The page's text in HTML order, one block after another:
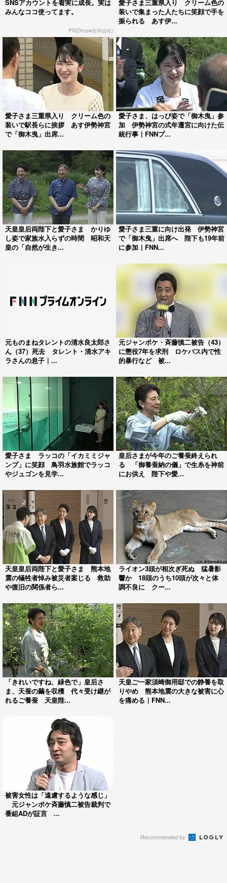
SNSアカウントを着実に成長。実は
みんなココ使ってます。
PR(Dreaw合同会社)
愛子さま三重県入り クリーム色の
装いで集まった人たちに笑顔で手を
振られる あす伊...
愛子さま三重県入り クリーム色の
装いで駅長らに挨拶 あす伊勢神宮
で「御木曳」出席...
愛子さま、はっぴ姿で「御木曳」参
加 伊勢神宮の式年遷宮に向けた伝
統行事｜FNNプ...
天皇皇后両陛下と愛子さま かりゆ
し姿で家族水入らずの時間 昭和天
皇の「自然が生き...
愛子さま三重に向け出発 伊勢神宮
で「御木曳」出席へ 陛下も19年前
に参加｜FNN...
元ものまねタレントの清水良太郎さ
ん（37）死去 タレント・清水アキ
ラさんの息子｜...
元ジャンポケ・斉藤慎二被告（43）
に懲役7年を求刑 ロケバス内で性
的暴行など 被...
愛子さま ラッコの「イカミミジャ
ンプ」に笑顔 鳥羽水族館でラッコ
やジュゴンを見学...
皇后さまが今年のご養蚕終えられ
る 「御養蚕納の儀」で生糸を神前
にお供え 陛下や愛...
天皇皇后両陛下と愛子さま 熊本地
震の犠牲者悼み被災者案じる 救助
や復旧の関係者ら...
ライオン3頭が相次ぎ死ぬ 猛暑影
響か 18頭のうち10頭が次々と体
調不良に クー...
「きれいですね、緑色で」皇后さ
ま、天蚕の繭を収穫 代々受け継が
れるご養蚕 天皇陛...
天皇ご一家須崎御用邸での静養を取
りやめ 熊本地震の大きな被害に心
を痛める｜FNN...
被害女性は「遠慮するような感じ」
元ジャンポケ斉藤慎二被告裁判で
番組ADが証言 ...
Recommended by